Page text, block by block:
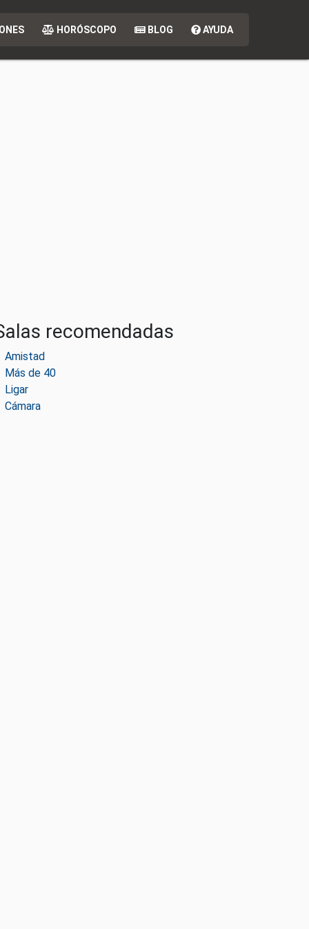
HORÓSCOPO BLOG AYUDA
recomendadas
Amistad
Más de 40
Ligar
Cámara